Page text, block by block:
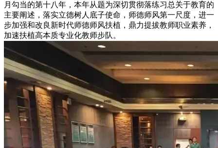
月勾当的第十八年，本年从题为深切贯彻落练习总关于教育的
主要阐述，落实立德树人底子使命，师德师风第一尺度，进一
步加强和改良新时代师德师风扶植，鼎力提拔教师职业素养，
加速扶植高本质专业化教师步队。